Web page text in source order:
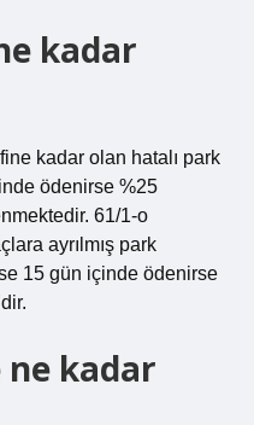
kadar
kadar olan hatalı park
ödenirse %25
61/1-o
ayrılmış park
15 gün içinde ödenirse
kadar